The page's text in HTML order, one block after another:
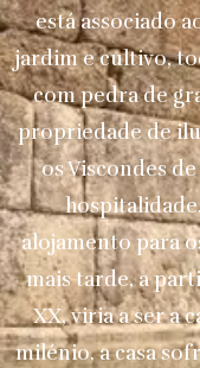
está associado
jardim e cultivo,
com pedra de
propriedade de
os Viscondes
alojamento para
mais tarde, a
XX, viria a ser a
milénio, a casa